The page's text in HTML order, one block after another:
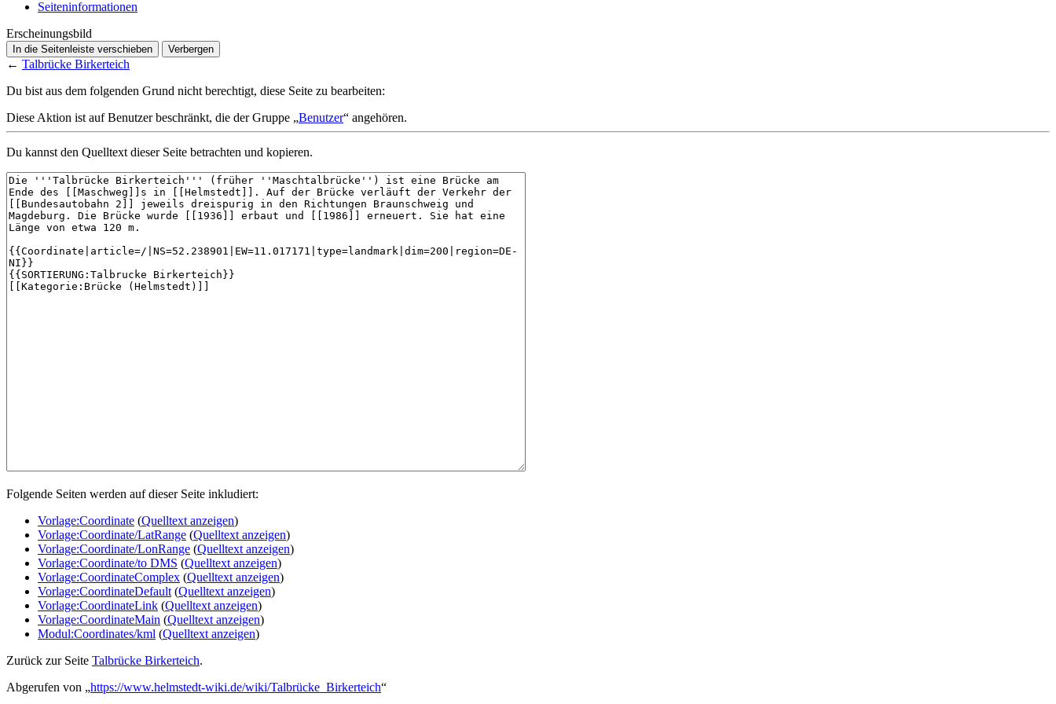
Seiten­­informationen
Erscheinungsbild
In die Seitenleiste verschieben Verbergen
← Talbrücke Birkerteich
Du bist aus dem folgenden Grund nicht berechtigt, diese Seite zu bearbeiten:
Diese Aktion ist auf Benutzer beschränkt, die der Gruppe „Benutzer“ angehören.
Du kannst den Quelltext dieser Seite betrachten und kopieren.
Folgende Seiten werden auf dieser Seite inkludiert:
Vorlage:Coordinate (Quelltext anzeigen)
Vorlage:Coordinate/LatRange (Quelltext anzeigen)
Vorlage:Coordinate/LonRange (Quelltext anzeigen)
Vorlage:Coordinate/to DMS (Quelltext anzeigen)
Vorlage:CoordinateComplex (Quelltext anzeigen)
Vorlage:CoordinateDefault (Quelltext anzeigen)
Vorlage:CoordinateLink (Quelltext anzeigen)
Vorlage:CoordinateMain (Quelltext anzeigen)
Modul:Coordinates/kml (Quelltext anzeigen)
Zurück zur Seite Talbrücke Birkerteich.
Abgerufen von „https://www.helmstedt-wiki.de/wiki/Talbrücke_Birkerteich“